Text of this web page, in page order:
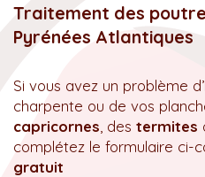
Traitement des
Pyrénées Atlantiques
Si vous avez un problème
charpente ou de vos
capricornes , des termites
complétez le formulaire ci-
gratuit